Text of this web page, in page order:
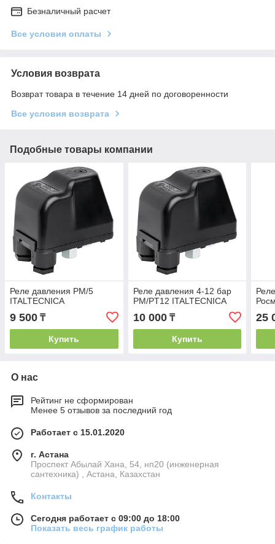
Безналичный расчет
Все условия оплаты
Условия возврата
Возврат товара в течение 14 дней по договоренности
Все условия возврата
Подобные товары компании
Реле давления PM/5
ITALTECNICA
9 500 ₸
Купить
Реле давления 4-12 бар
PM/PT12 ITALTECNICA
10 000₸
Купить
25
О нас
Рейтинг не сформирован
Менее 5 отзывов за последний год
Работает с 15.01.2020
г. Астана
Проспект Абылай Хана, 54, нп20 (инженерная
сантехника) , Астана, Казахстан
Контакты
Сегодня работает с 09:00 до 18:00
Показать весь график работы